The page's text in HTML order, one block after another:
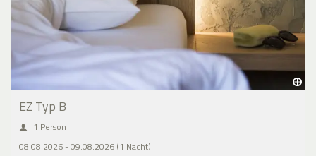
EZ Typ B
1 Person
08.08.2026 - 09.08.2026 (1 Nacht)